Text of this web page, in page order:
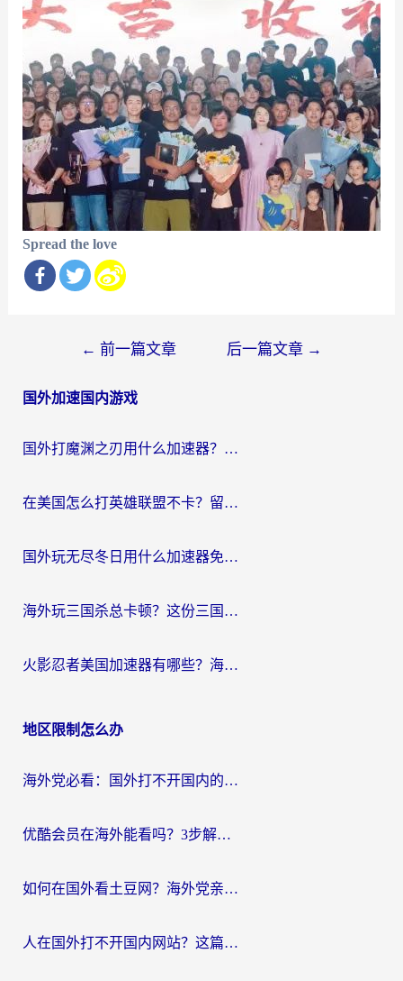
Spread the love
导
← 前一篇文章 后一篇文章 →
国外加速国内游戏
国外打魔渊之刃用什么加速器？2026海外玩家国服游戏加速全攻略（附闪耀暖暖&复苏的魔女避坑指南）
在美国怎么打英雄联盟不卡？留学生亲测的国服游戏加速全攻略
国外玩无尽冬日用什么加速器免费？海外党国服游戏加速避坑指南
海外玩三国杀总卡顿？这份三国杀游戏加速器指南帮你告别延迟烦恼
火影忍者美国加速器有哪些？海外党亲测的国服游戏加速全攻略（含菲律宾玩三国之刃守望黎明技巧）
地区限制怎么办
海外党必看：国外打不开国内的app怎么办？3步解决你的乡愁
优酷会员在海外能看吗？3步解决海外追剧难题，附实测好用加速器推荐
如何在国外看土豆网？海外党亲测有效的追剧加速器选择指南
人在国外打不开国内网站？这篇攻略帮你无缝解锁国内资源（附交管12123使用技巧）